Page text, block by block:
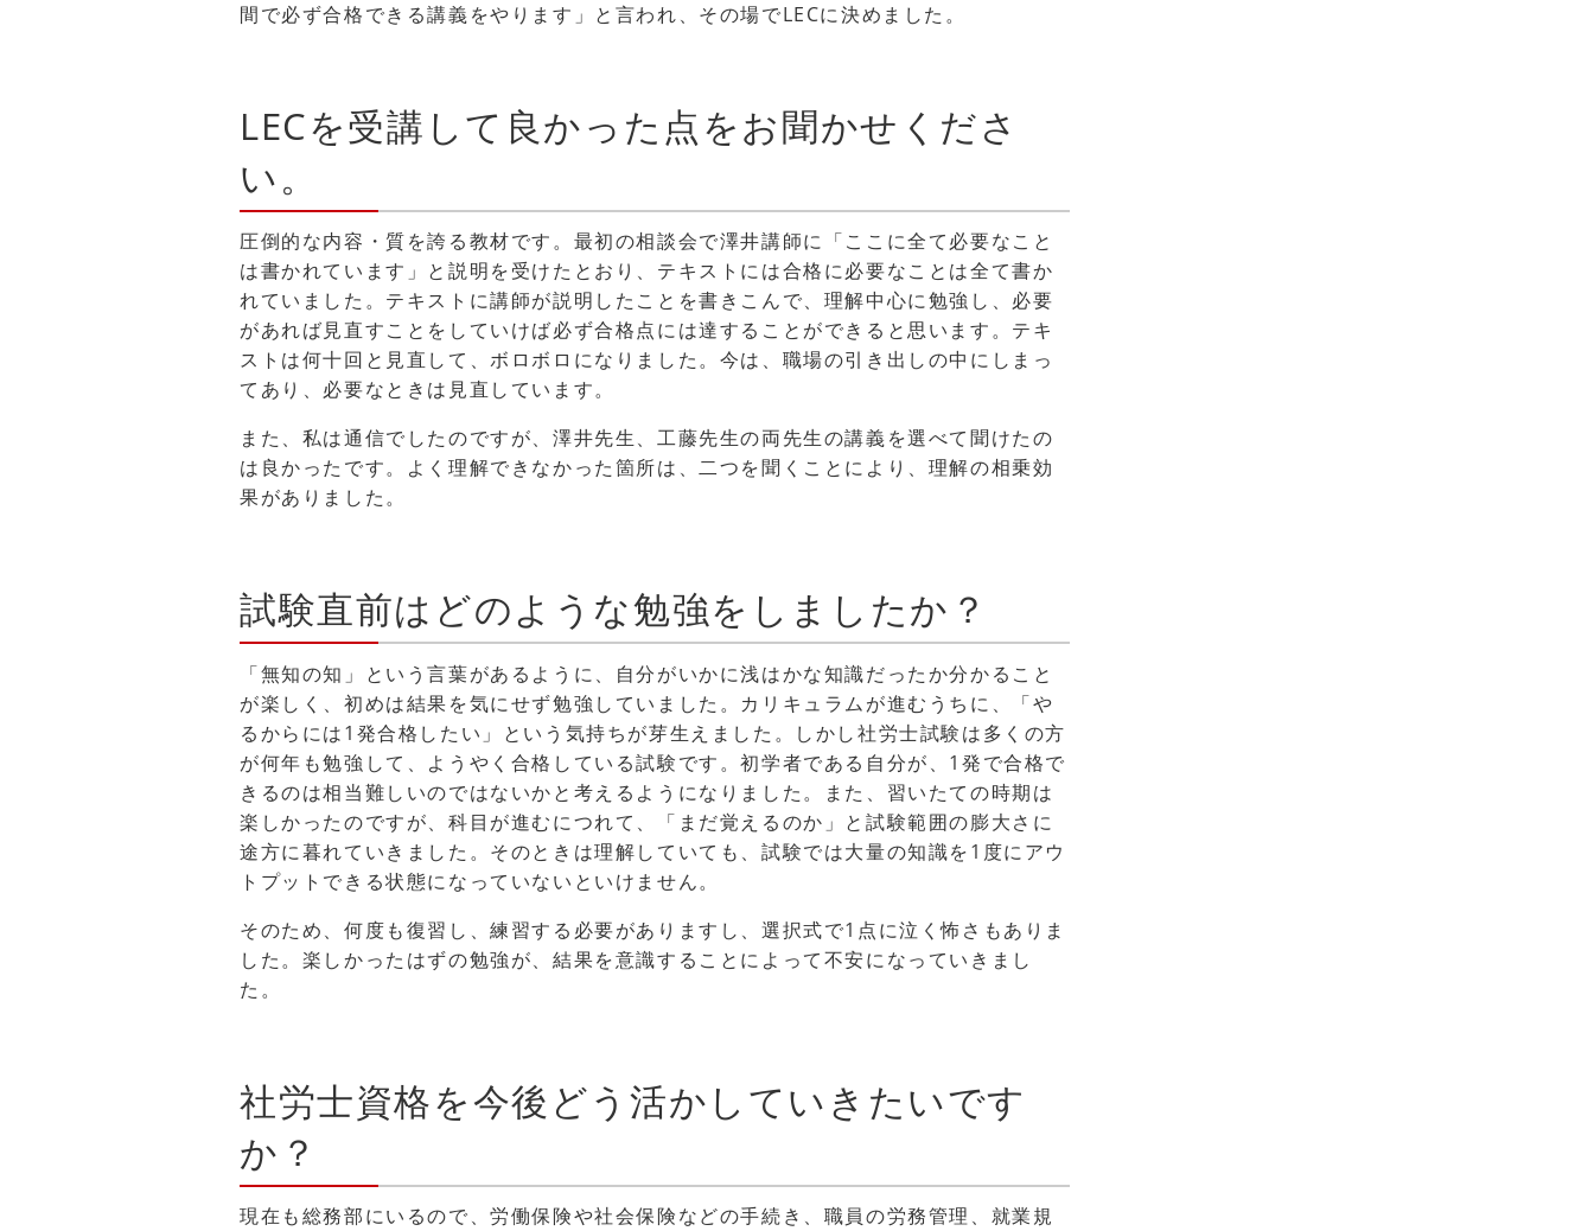
間で必ず合格できる講義をやります」と言われ、その場でLECに決めました。
LECを受講して良かった点をお聞かせくださ
い。
圧倒的な内容・質を誇る教材です。最初の相談会で澤井講師に「ここに全て必要なこと
は書かれています」と説明を受けたとおり、テキストには合格に必要なことは全て書か
れていました。テキストに講師が説明したことを書きこんで、理解中心に勉強し、必要
があれば見直すことをしていけば必ず合格点には達することができると思います。テキ
ストは何十回と見直して、ボロボロになりました。今は、職場の引き出しの中にしまっ
てあり、必要なときは見直しています。
また、私は通信でしたのですが、澤井先生、工藤先生の両先生の講義を選べて聞けたの
は良かったです。よく理解できなかった箇所は、二つを聞くことにより、理解の相乗効
果がありました。
試験直前はどのような勉強をしましたか？
「無知の知」という言葉があるように、自分がいかに浅はかな知識だったか分かること
が楽しく、初めは結果を気にせず勉強していました。カリキュラムが進むうちに、「や
るからには1発合格したい」という気持ちが芽生えました。しかし社労士試験は多くの方
が何年も勉強して、ようやく合格している試験です。初学者である自分が、1発で合格で
きるのは相当難しいのではないかと考えるようになりました。また、習いたての時期は
楽しかったのですが、科目が進むにつれて、「まだ覚えるのか」と試験範囲の膨大さに
途方に暮れていきました。そのときは理解していても、試験では大量の知識を1度にアウ
トプットできる状態になっていないといけません。
そのため、何度も復習し、練習する必要がありますし、選択式で1点に泣く怖さもありま
した。楽しかったはずの勉強が、結果を意識することによって不安になっていきまし
た。
社労士資格を今後どう活かしていきたいです
か？
現在も総務部にいるので、労働保険や社会保険などの手続き、職員の労務管理、就業規